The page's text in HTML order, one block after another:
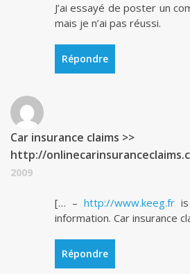
J’ai essayé de poster un
mais je n’ai pas réussi.
Répondre
Car insurance claims >>
http://
2009
[… –http://www.keeg.fr
information. Car insurance
Répondre